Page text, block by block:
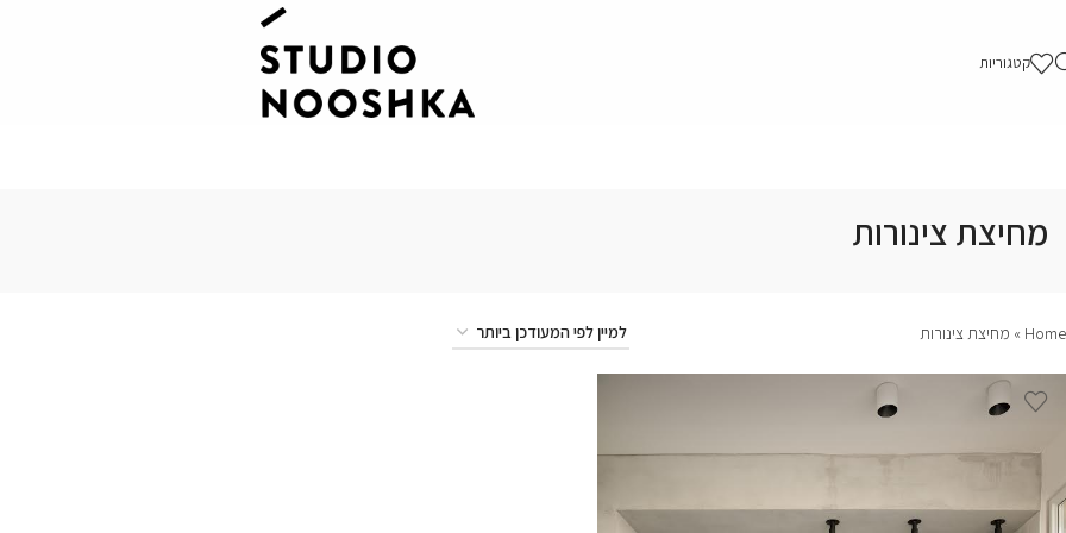
קטגוריות
מחיצת צינורות
Home
» מחיצת צינורות